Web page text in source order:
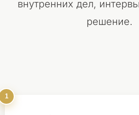
внутренних дел,
решение.